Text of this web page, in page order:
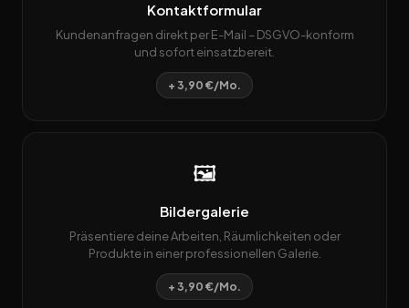
Kontaktformular
Kundenanfragen direkt per E-Mail – DSGVO-konform
und sofort einsatzbereit.
+ 3,90 €/Mo.
🖼️
Bildergalerie
Präsentiere deine Arbeiten, Räumlichkeiten oder
Produkte in einer professionellen Galerie.
+ 3,90 €/Mo.